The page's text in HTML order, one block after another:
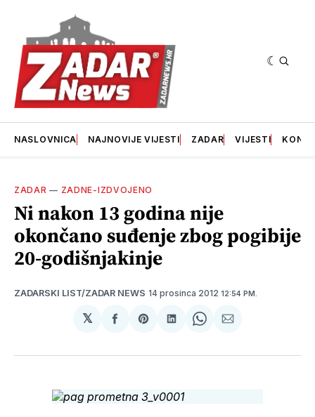
NASLOVNICA NAJNOVIJE VIJESTI ZADAR VIJESTI
ZADAR — ZADNE-IZDVOJENO
Ni nakon 13 godina nije
okončano suđenje zbog pogibije
20-godišnjakinje
ZADARSKI LIST/ZADAR NEWS 14 prosinca 2012 12:54 PM.
𝕏
podijeliSharepodijeliSharepodijeli